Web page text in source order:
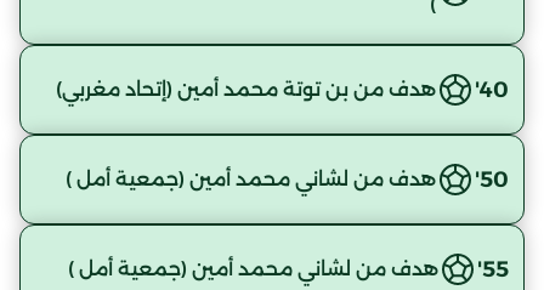
40' هدف من بن توتة محمد أمين (إتحاد مغربي)
50' هدف من لشاني محمد أمين (جمعية أمل )
55' هدف من لشاني محمد أمين (جمعية أمل )